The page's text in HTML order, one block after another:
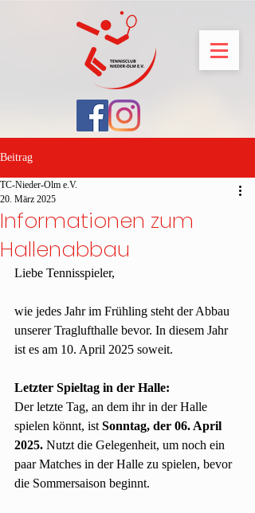
Beitrag
Informationen zum
Hallenabbau
TC-Nieder-Olm e.V.
20. März 2025
Liebe Tennisspieler,
wie jedes Jahr im Frühling steht der Abbau
unserer Traglufthalle bevor. In diesem Jahr
ist es am 10. April 2025 soweit.
Letzter Spieltag in der Halle:
Der letzte Tag, an dem ihr in der Halle
spielen könnt, ist Sonntag, der 06. April
2025. Nutzt die Gelegenheit, um noch ein
paar Matches in der Halle zu spielen, bevor
die Sommersaison beginnt.